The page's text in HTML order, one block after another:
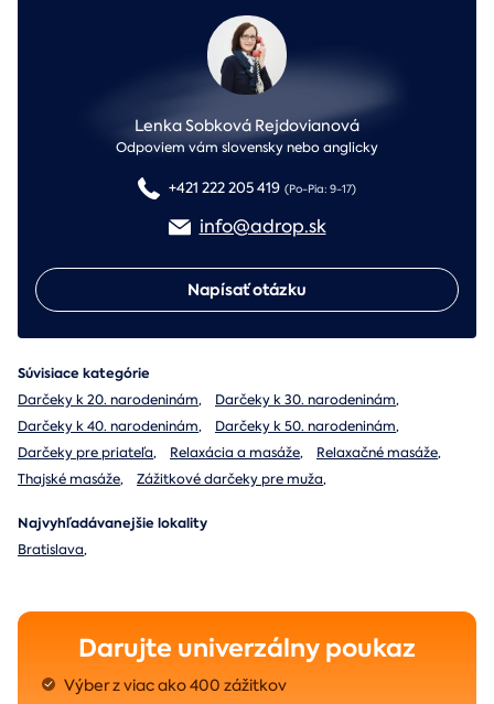
Lenka Sobková Rejdovianová
Odpoviem vám slovensky nebo anglicky
+421 222 205 419 (Po-Pia: 9-17)
info@adrop.sk
Napísať otázku
Súvisiace kategórie
Darčeky k 20. narodeninám, Darčeky k 30. narodeninám,
Darčeky k 40. narodeninám, Darčeky k 50. narodeninám,
Darčeky pre priateľa, Relaxácia a masáže, Relaxačné masáže,
Thajské masáže, Zážitkové darčeky pre muža,
Najvyhľadávanejšie lokality
Bratislava,
Darujte univerzálny poukaz
Výber z viac ako 400 zážitkov